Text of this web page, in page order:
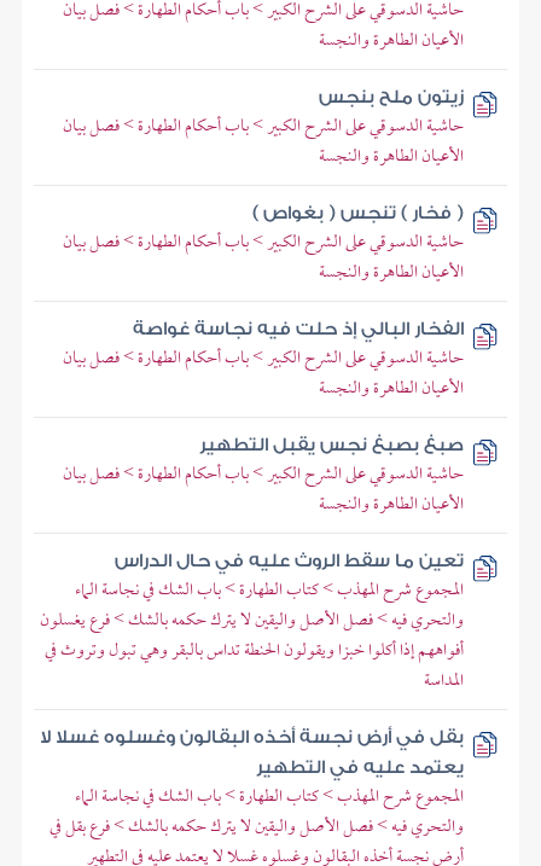
حاشية الدسوقي على الشرح الكبير > باب أحكام الطهارة > فصل بيان
الأعيان الطاهرة والنجسة
زيتون ملح بنجس
حاشية الدسوقي على الشرح الكبير > باب أحكام الطهارة > فصل بيان
الأعيان الطاهرة والنجسة
( فخار ) تنجس ( بغواص )
حاشية الدسوقي على الشرح الكبير > باب أحكام الطهارة > فصل بيان
الأعيان الطاهرة والنجسة
الفخار البالي إذ حلت فيه نجاسة غواصة
حاشية الدسوقي على الشرح الكبير > باب أحكام الطهارة > فصل بيان
الأعيان الطاهرة والنجسة
صبغ بصبغ نجس يقبل التطهير
حاشية الدسوقي على الشرح الكبير > باب أحكام الطهارة > فصل بيان
الأعيان الطاهرة والنجسة
تعين ما سقط الروث عليه في حال الدراس
المجموع شرح المهذب > كتاب الطهارة > باب الشك في نجاسة الماء
والتحري فيه > فصل الأصل واليقين لا يترك حكمه بالشك > فرع يغسلون
أفواههم إذا أكلوا خبزا ويقولون الحنطة تداس بالبقر وهي تبول وتروث في
المداسة
بقل في أرض نجسة أخذه البقالون وغسلوه غسلا لا
يعتمد عليه في التطهير
المجموع شرح المهذب > كتاب الطهارة > باب الشك في نجاسة الماء
والتحري فيه > فصل الأصل واليقين لا يترك حكمه بالشك > فرع بقل في
أرض نجسة أخذه البقالون وغسلوه غسلا لا يعتمد عليه في التطهير